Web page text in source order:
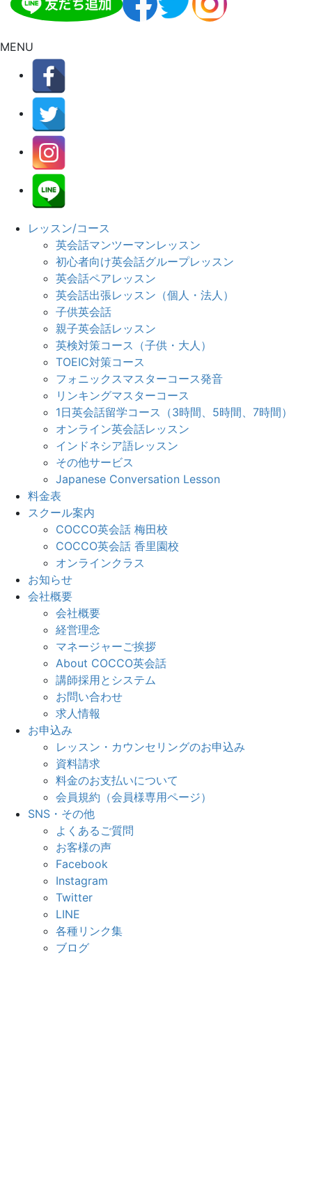
MENU
レッスン/コース
英会話マンツーマンレッスン
初心者向け英会話グループレッスン
英会話ペアレッスン
英会話出張レッスン（個人・法人）
子供英会話
親子英会話レッスン
英検対策コース（子供・大人）
TOEIC対策コース
フォニックスマスターコース発音
リンキングマスターコース
1日英会話留学コース（3時間、5時間、7時間）
オンライン英会話レッスン
インドネシア語レッスン
その他サービス
Japanese Conversation Lesson
料金表
スクール案内
COCCO英会話 梅田校
COCCO英会話 香里園校
オンラインクラス
お知らせ
会社概要
会社概要
経営理念
マネージャーご挨拶
About COCCO英会話
講師採用とシステム
お問い合わせ
求人情報
お申込み
レッスン・カウンセリングのお申込み
資料請求
料金のお支払いについて
会員規約（会員様専用ページ）
SNS・その他
よくあるご質問
お客様の声
Facebook
Instagram
Twitter
LINE
各種リンク集
ブログ